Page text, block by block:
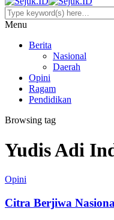
Menu
Berita
Nasional
Daerah
Opini
Ragam
Pendidikan
Browsing tag
Yudis Adi
Opini
Citra Berjiwa